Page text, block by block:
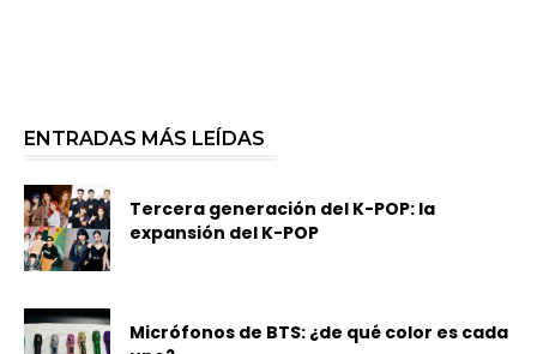
ENTRADAS MÁS LEÍDAS
Tercera generación del K-POP: la
expansión del K-POP
Micrófonos de BTS: ¿de qué color es cada